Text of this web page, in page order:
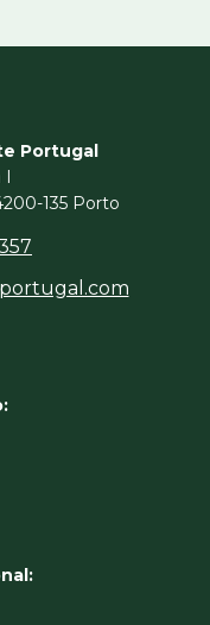
Portugal
I
135 Porto